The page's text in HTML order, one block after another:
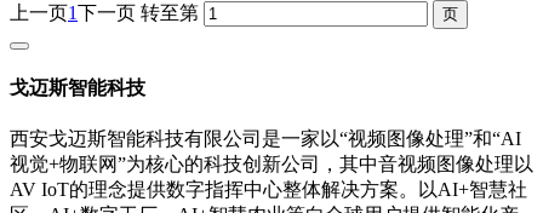
上一页1下一页 转至第
戈迈斯智能科技
西安戈迈斯智能科技有限公司是一家以“视频图像处理”和“AI
视觉+物联网”为核心的科技创新公司，其中音视频图像处理以
AV IoT的理念提供数字指挥中心整体解决方案。以AI+智慧社